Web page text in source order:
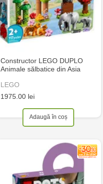
Constructor LEGO DUPLO
Animale sălbatice din Asia
LEGO
1975.00 lei
Adaugă în coș